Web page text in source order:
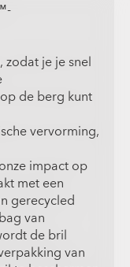
zodat je je snel
de berg kunt
vervorming,
impact op
met een
gerecycled
van
de bril
van